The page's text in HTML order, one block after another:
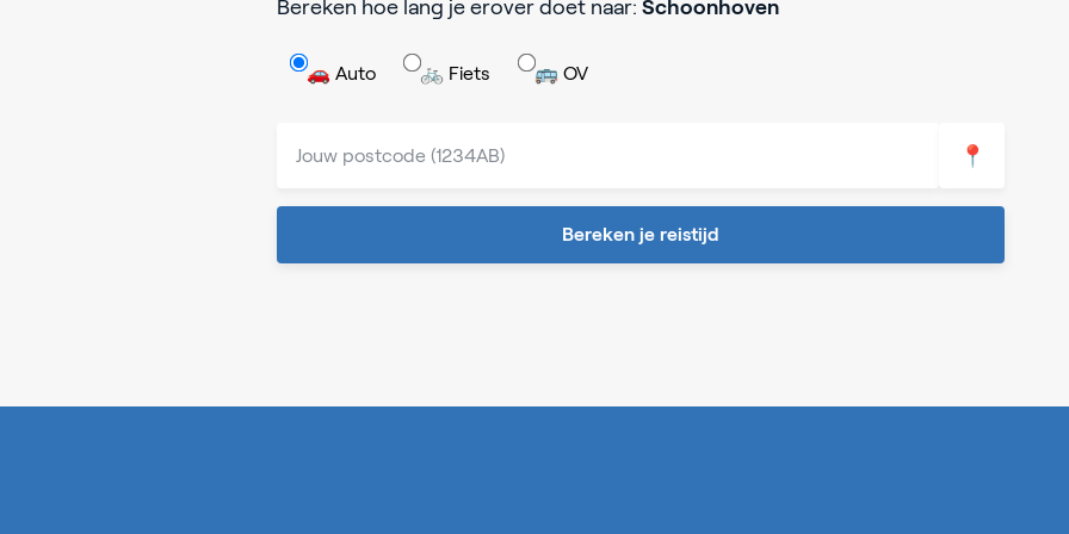
Bereken hoe lang je erover doet naar: Schoonhoven
🚗 Auto 🚲 Fiets 🚌 OV
📍
Bereken je reistijd